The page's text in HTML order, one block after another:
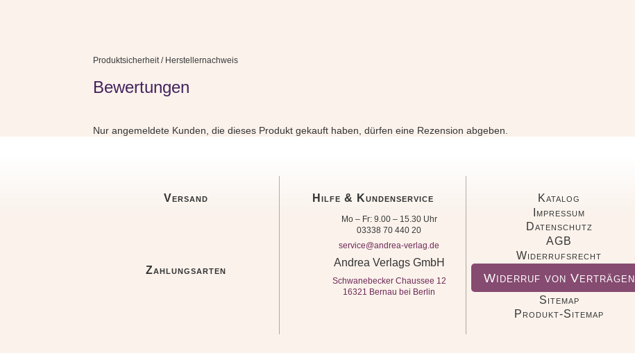
Produktsicherheit / Herstellernachweis
Bewertungen
Nur angemeldete Kunden, die dieses Produkt gekauft haben, dürfen eine Rezension abgeben.
Versand
Zahlungsarten
Hilfe & Kundenservice
Mo – Fr: 9.00 – 15.30 Uhr
03338 70 440 20
service@andrea-verlag.de
Andrea Verlags GmbH
Schwanebecker Chaussee 12
16321 Bernau bei Berlin
Katalog
Impressum
Datenschutz
AGB
Widerrufsrecht
Widerruf von Verträgen
Sitemap
Produkt-Sitemap